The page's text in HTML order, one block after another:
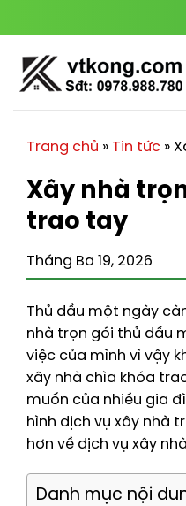
đến
dung
Trang chủ » Tin tức »
Xây nhà
trao tay
Tháng Ba 19, 2026
Thủ dầu một ngày
nhà trọn gói thủ dầu
việc của mình vì vậy
xây nhà chìa khóa
muốn của nhiều gia
hình dịch vụ xây nhà
hơn về dịch vụ xây
Danh mục nội